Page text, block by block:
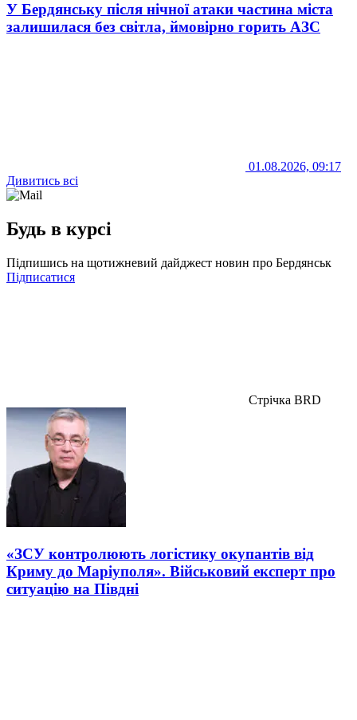
У Бердянську після нічної атаки частина міста
залишилася без світла, ймовірно горить АЗС
01.08.2026, 09:17
Дивитись всі
Будь в курсі
Підпишись на щотижневий дайджест новин про Бердянськ
Підписатися
Стрічка BRD
«ЗСУ контролюють логістику окупантів від
Криму до Маріуполя». Військовий експерт про
ситуацію на Півдні